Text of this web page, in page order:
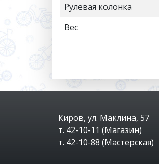
Рулевая колонка
Вес
Киров, ул. Маклина, 57
т. 42-10-11 (Магазин)
т. 42-10-88 (Мастерская)